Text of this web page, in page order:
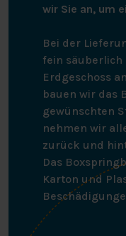
wir Sie an, um
Bei der
fein säuberlich
Erdgeschoss
bauen wir das
gewünschten
nehmen wir
zurück und
Das
Karton und